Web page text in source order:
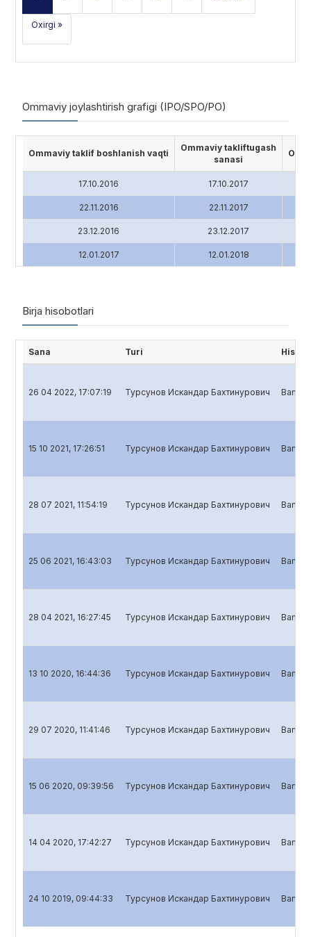
Oxirgi »
Ommaviy joylashtirish grafigi (IPO/SPO/PO)
Ommaviy taklif boshlanish vaqti
Ommaviy takliftugash
sanasi
17.10.2016 17.10.2017
22.11.2016 22.11.2017
23.12.2016 23.12.2017
12.01.2017 12.01.2018
Birja hisobotlari
Sana Turi
26 04 2022, 17:07:19 Турсунов Искандар Бахтинурович
15 10 2021, 17:26:51 Турсунов Искандар Бахтинурович
28 07 2021, 11:54:19 Турсунов Искандар Бахтинурович
25 06 2021, 16:43:03 Турсунов Искандар Бахтинурович
28 04 2021, 16:27:45 Турсунов Искандар Бахтинурович
13 10 2020, 16:44:36 Турсунов Искандар Бахтинурович
29 07 2020, 11:41:46 Турсунов Искандар Бахтинурович
15 06 2020, 09:39:56 Турсунов Искандар Бахтинурович
14 04 2020, 17:42:27 Турсунов Искандар Бахтинурович
24 10 2019, 09:44:33 Турсунов Искандар Бахтинурович